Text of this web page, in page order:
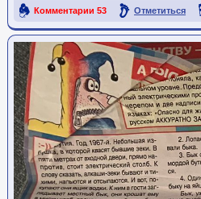
Комментарии 53 Отметиться